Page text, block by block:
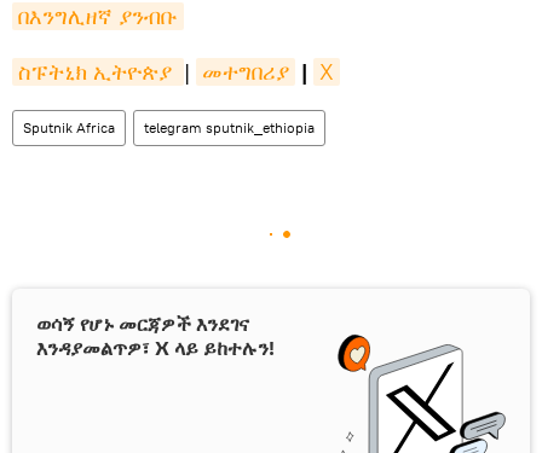
በእንግሊዘኛ ያንብቡ
ስፑትኒክ ኢትዮጵያ | መተግበሪያ | X
Sputnik Africa telegram sputnik_ethiopia
ወሳኝ የሆኑ መርጃዎች እንደገና
እንዳያመልጥዎ፣ X ላይ ይከተሉን!